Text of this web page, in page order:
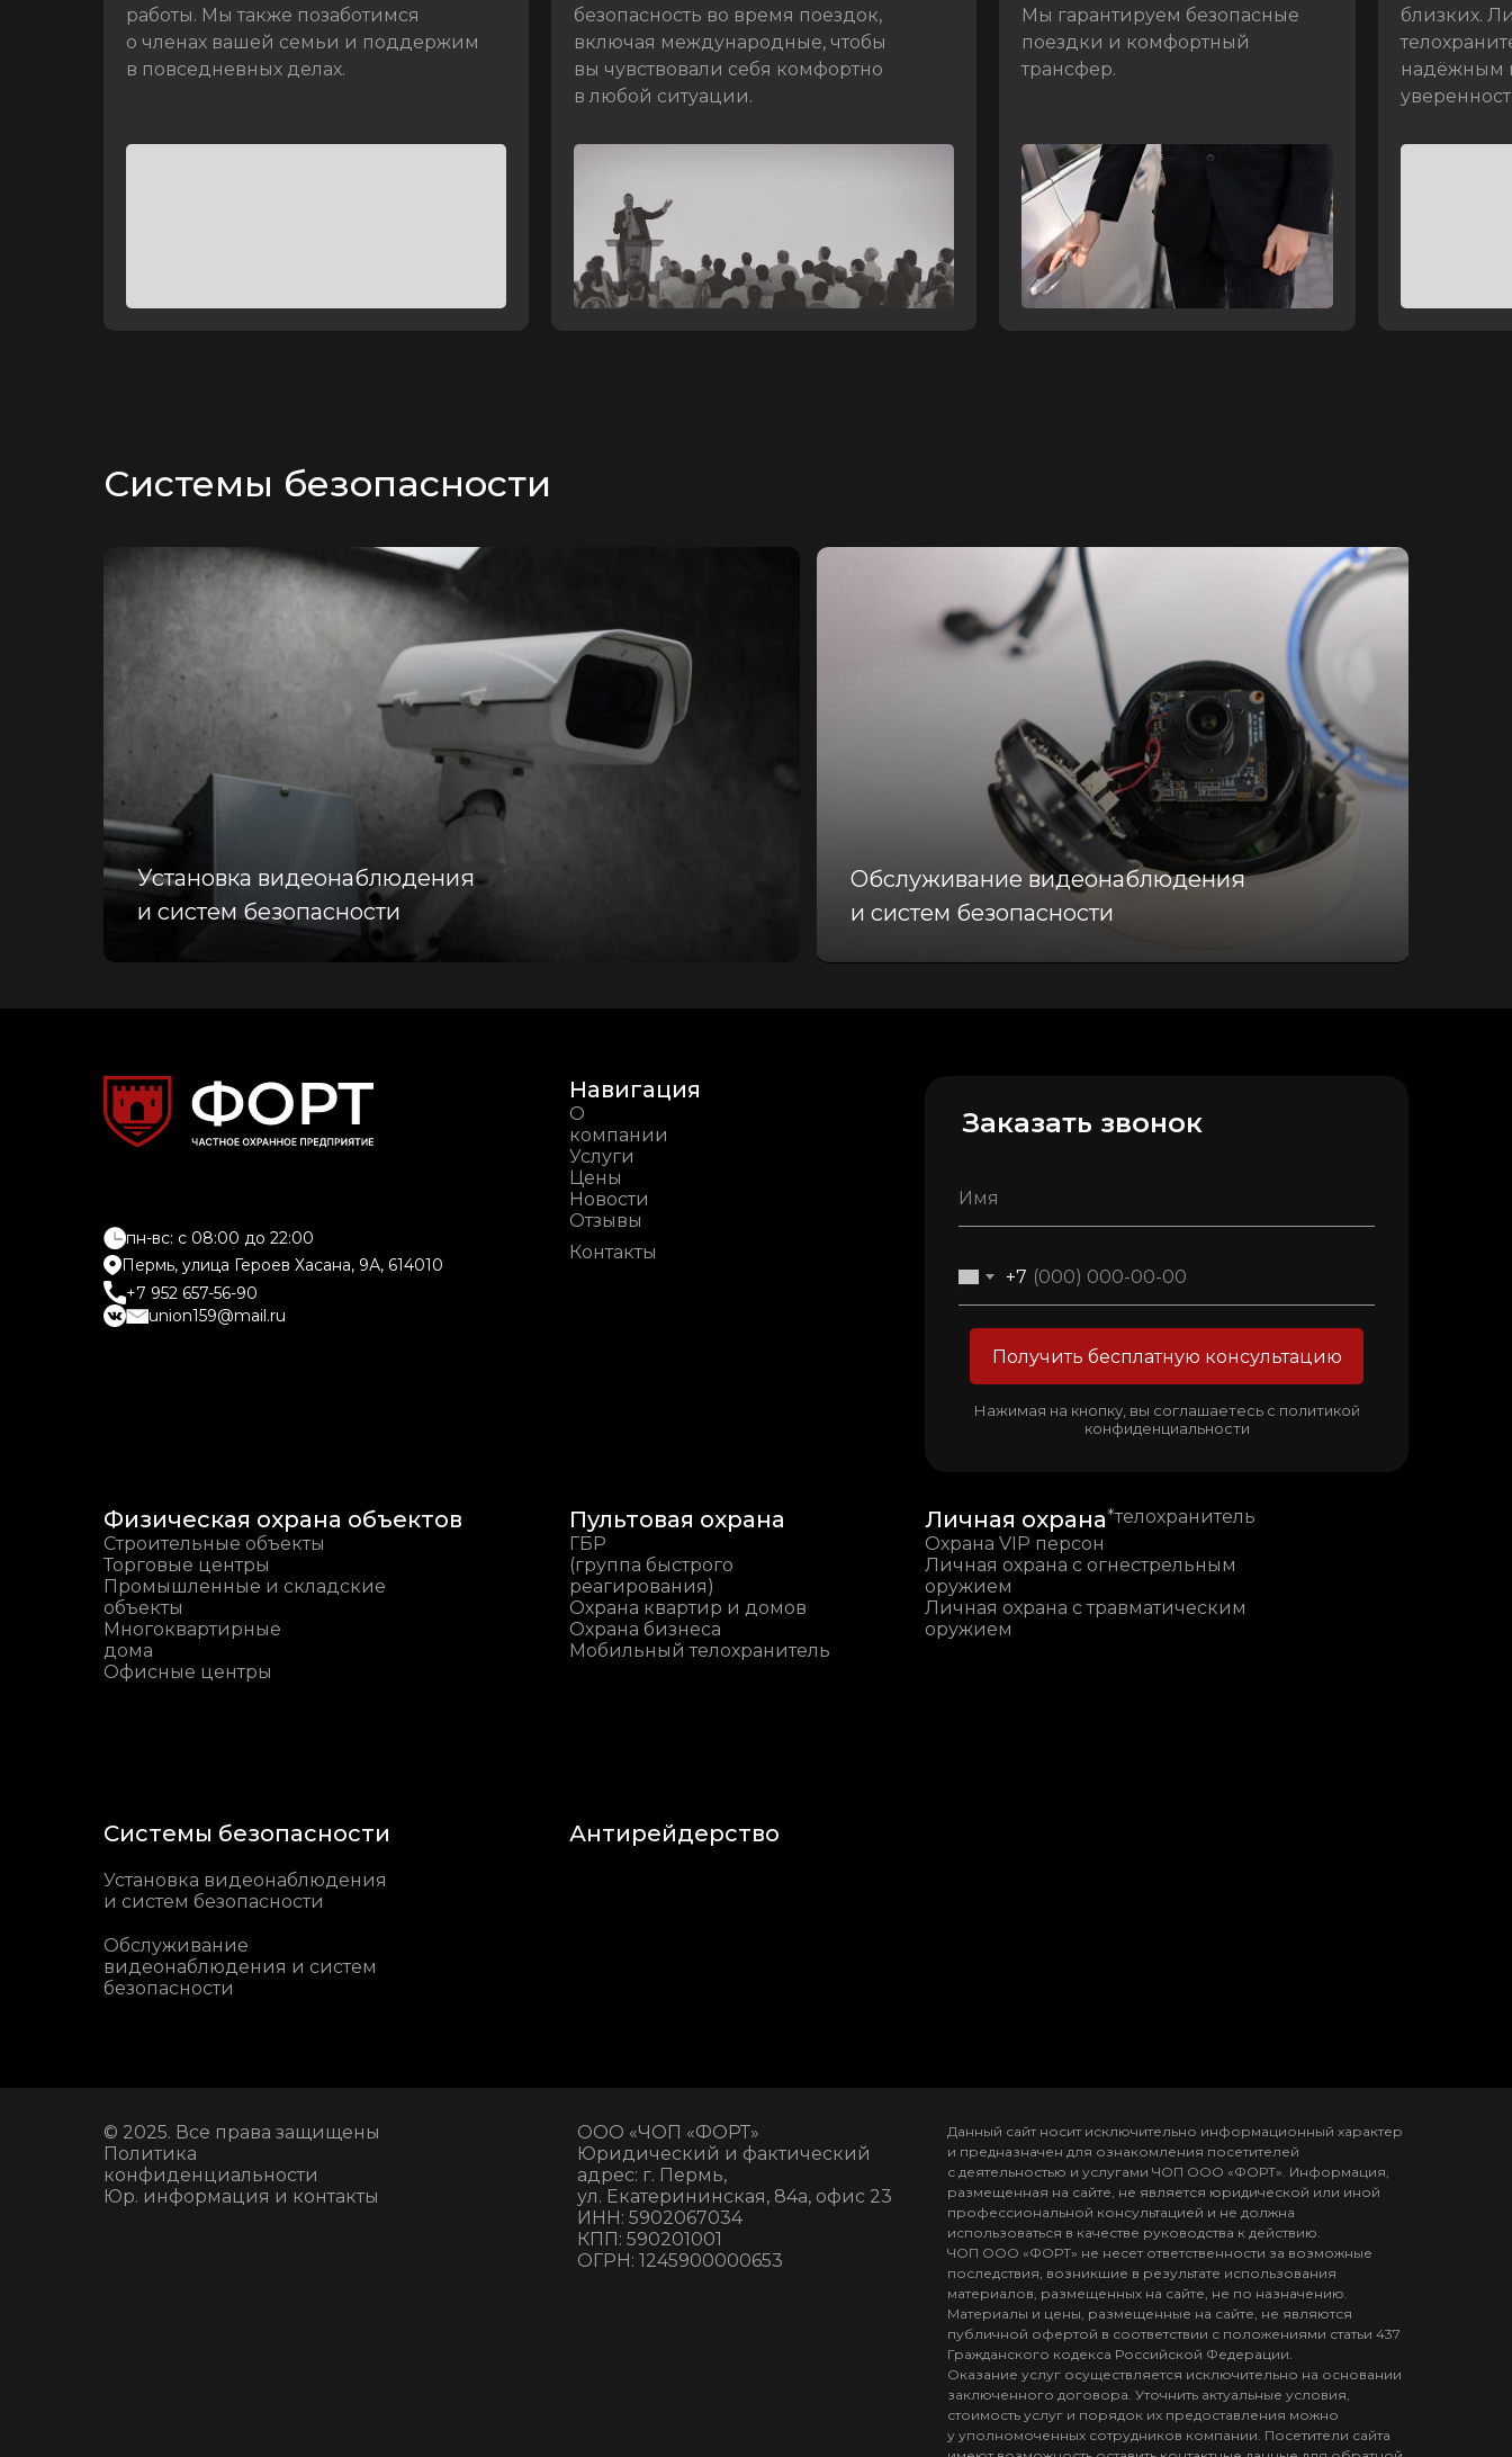
Мы гарантируем безопасные
поездки и комфортный
трансфер.
близких.
надёжным
работы. Мы также позаботимся
о членах вашей семьи и поддержим
в повседневных делах.
безопасность во время поездок,
включая международные, чтобы
вы чувствовали себя комфортно
в любой ситуации.
Обслуживание видеонаблюдения
и систем безопасности
Установка видеонаблюдения
и систем безопасности
Системы безопасности
© 2025. Все права защищены
Политика
конфиденциальности
Юр. информация и контакты
Оказание услуг осуществляется исключительно на основании
заключенного договора. Уточнить актуальные условия,
стоимость услуг и порядок их предоставления можно
у уполномоченных сотрудников компании. Посетители сайта
Данный сайт носит исключительно информационный характер
и предназначен для ознакомления посетителей
с деятельностью и услугами ЧОП ООО «ФОРТ». Информация,
размещенная на сайте, не является юридической или иной
профессиональной консультацией и не должна
использоваться в качестве руководства к действию.
ЧОП ООО «ФОРТ» не несет ответственности за возможные
последствия, возникшие в результате использования
материалов, размещенных на сайте, не по назначению.
Материалы и цены, размещенные на сайте, не являются
публичной офертой в соответствии с положениями статьи 437
Гражданского кодекса Российской Федерации.
Обслуживание
видеонаблюдения и систем
безопасности
Установка видеонаблюдения
и систем безопасности
Системы безопасности
Личная охрана*телохранитель
Охрана VIP персон
Личная охрана с огнестрельным
оружием
Личная охрана с травматическим
оружием
Пультовая охрана
ГБР
(группа быстрого
реагирования)
Охрана квартир и домов
Охрана бизнеса
Мобильный телохранитель
Антирейдерство
ООО «ЧОП «ФОРТ»
Юридический и фактический
адрес: г. Пермь,
ул. Екатерининская, 84а, офис 23
ИНН: 5902067034
КПП: 590201001
ОГРН: 1245900000653
пн-вс: c 08:00 до 22:00
Пермь, улица Героев Хасана, 9А, 614010
+7 952 657-56-90
union159@mail.ru
Навигация
О
компании
Услуги
Цены
Новости
Отзывы
Контакты
Физическая охрана объектов
Строительные объекты
Торговые центры
Промышленные и складские
объекты
Многоквартирные
дома
Офисные центры
+7
Получить бесплатную консультацию
Нажимая на кнопку, вы соглашаетесь с политикой
конфиденциальности
Заказать звонок